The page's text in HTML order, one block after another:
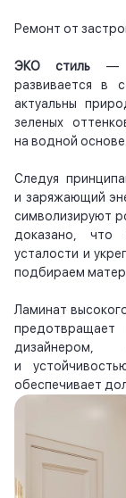
Ремонт от
ЭКО стиль —
развивается в
актуальны
зеленых
на водной основе.
Следуя
и заряжающий
символизируют
доказано, что
усталости и
подбираем
Ламинат
предотвращает
дизайнером,
и
обеспечивает